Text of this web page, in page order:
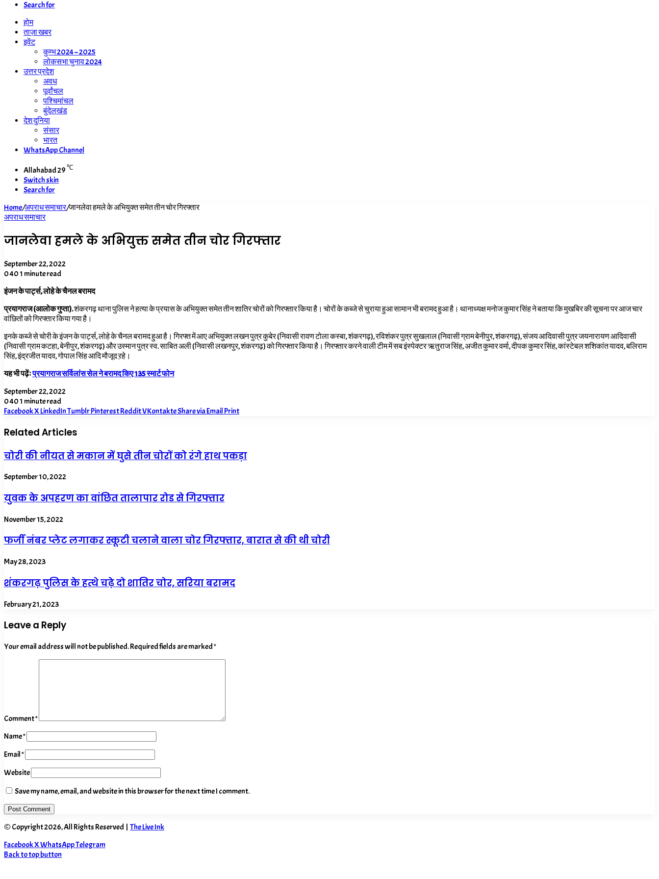
Search for
होम
ताज़ा खबर
इवेंट
कुम्भ 2024 – 2025
लोकसभा चुनाव 2024
उत्तर प्रदेश
अवध
पूर्वांचल
पश्चिमांचल
बुंदेलखंड
देश दुनिया
संसार
भारत
WhatsApp Channel
Allahabad29℃
Switch skin
Search for
Home/अपराध समाचार/जानलेवा हमले के अभियुक्त समेत तीन चोर गिरफ्तार
अपराध समाचार
जानलेवा हमले के अभियुक्त समेत तीन चोर गिरफ्तार
September 22, 2022
0401 minute read
इंजन के पार्ट्स, लोहे के चैनल बरामद
प्रयागराज (आलोक गुप्ता).शंकरगढ़ थाना पुलिस ने हत्या के प्रयास के अभियुक्त समेत तीन शातिर चोरों को गिरफ्तार किया है। चोरों के कब्जे से चुराया हुआ सामान भी बरामद हुआ है। थानाध्यक्ष मनोज कुमार सिंह ने बताया कि मुखबिर की सूचना पर आज चार
वांछितों को गिरफ्तार किया गया है।
इनके कब्जे से चोरी के इंजन के पार्ट्स, लोहे के चैनल बरामद हुआ है। गिरफ्त में आए अभियुक्त लखन पुत्र कुबेर (निवासी रावण टोला कस्बा, शंकरगढ़), रविशंकर पुत्र सुखलाल (निवासी ग्राम बेनीपुर, शंकरगढ़), संजय आदिवासी पुत्र जयनारायण आदिवासी
(निवासी ग्राम कटहा, बेनीपुर, शंकरगढ़) और उस्मान पुत्र स्व. साबित अली (निवासी लखनपुर, शंकरगढ़) को गिरफ्तार किया है। गिरफ्तार करने वाली टीम में सब इंस्पेक्टर ऋतुराज सिंह, अजीत कुमार वर्मा, दीपक कुमार सिंह, कांस्टेबल शशिकांत यादव, बलिराम
सिंह, इंद्रजीत यादव, गोपाल सिंह आदि मौजूद ऱहे।
यह भी पढ़ेंःप्रयागराज सर्विलांस सेल ने बरामद किए 135 स्मार्ट फोन
September 22, 2022
0401 minute read
FacebookXLinkedInTumblrPinterestRedditVKontakteShare via Email Print
Related Articles
चोरी की नीयत से मकान में घुसे तीन चोरों को रंगे हाथ पकड़ा
September 10, 2022
युवक के अपहरण का वांछित तालापार रोड से गिरफ्तार
November 15, 2022
फर्जी नंबर प्लेट लगाकर स्कूटी चलाने वाला चोर गिरफ्तार, बारात से की थी चोरी
May 28, 2023
शंकरगढ़ पुलिस के हत्थे चढ़े दो शातिर चोर, सरिया बरामद
February 21, 2023
Leave a Reply
Your email address will not be published.Required fields are marked*
Comment*
Name*
Email*
Website
Save my name, email, and website in this browser for the next time I comment.
© Copyright 2026, All Rights Reserved | The Live Ink
FacebookXWhatsAppTelegram
Back to top button